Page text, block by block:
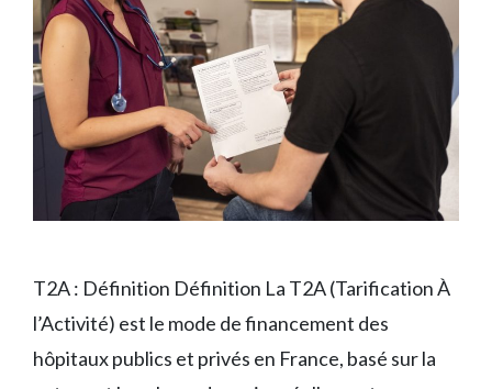
T2A : Définition Définition La T2A (Tarification À
l’Activité) est le mode de financement des
hôpitaux publics et privés en France, basé sur la